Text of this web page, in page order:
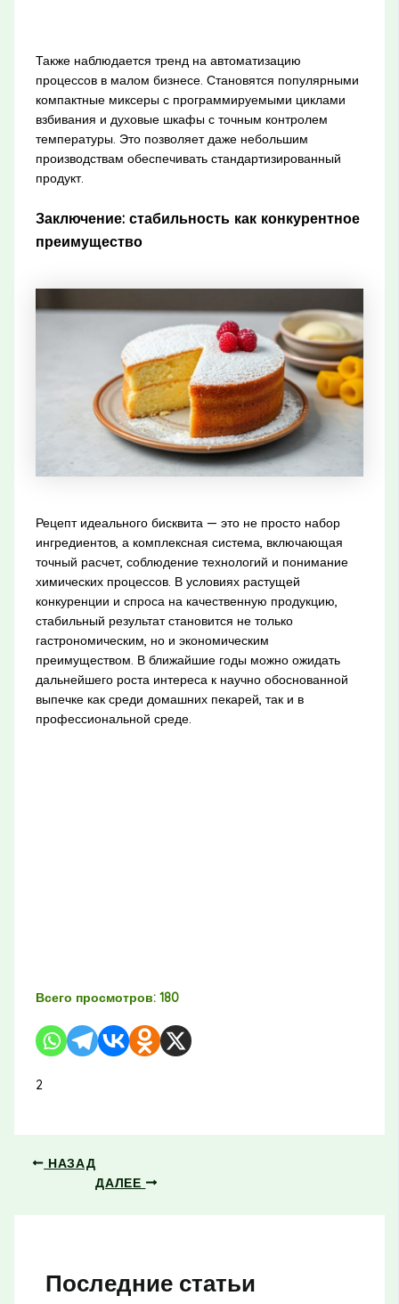
Также наблюдается тренд на автоматизацию
процессов в малом бизнесе. Становятся популярными
компактные миксеры с программируемыми циклами
взбивания и духовые шкафы с точным контролем
температуры. Это позволяет даже небольшим
производствам обеспечивать стандартизированный
продукт.
Заключение: стабильность как конкурентное
преимущество
Рецепт идеального бисквита — это не просто набор
ингредиентов, а комплексная система, включающая
точный расчет, соблюдение технологий и понимание
химических процессов. В условиях растущей
конкуренции и спроса на качественную продукцию,
стабильный результат становится не только
гастрономическим, но и экономическим
преимуществом. В ближайшие годы можно ожидать
дальнейшего роста интереса к научно обоснованной
выпечке как среди домашних пекарей, так и в
профессиональной среде.
Всего просмотров: 180
2
НАЗАД
ДАЛЕЕ
Последние статьи